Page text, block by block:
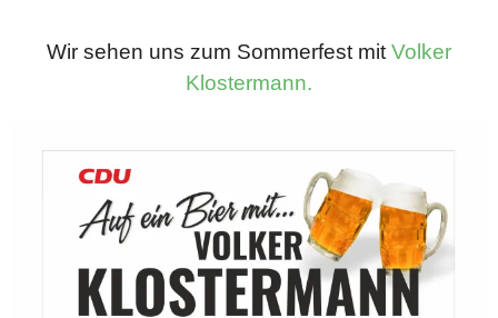
Wir sehen uns zum Sommerfest mit Volker
Klostermann.